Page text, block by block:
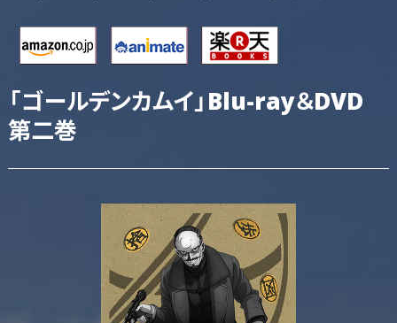
「ゴールデンカムイ」Blu-ray＆DVD
第二巻